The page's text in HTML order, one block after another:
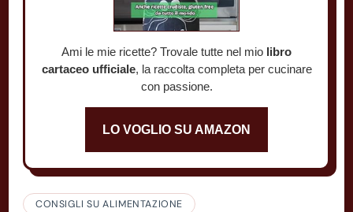
Ami le mie ricette? Trovale tutte nel mio libro
cartaceo ufficiale, la raccolta completa per cucinare
con passione.
LO VOGLIO SU AMAZON
CONSIGLI SU ALIMENTAZIONE